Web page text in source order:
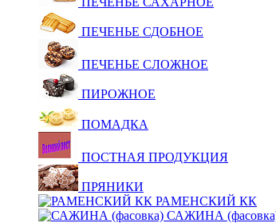
ПЕЧЕНЬЕ СДОБНОЕ
ПЕЧЕНЬЕ СЛОЖНОЕ
ПИРОЖНОЕ
ПОМАДКА
ПОСТНАЯ ПРОДУКЦИЯ
ПРЯНИКИ
РАМЕНСКИЙ КК
САЖИНА